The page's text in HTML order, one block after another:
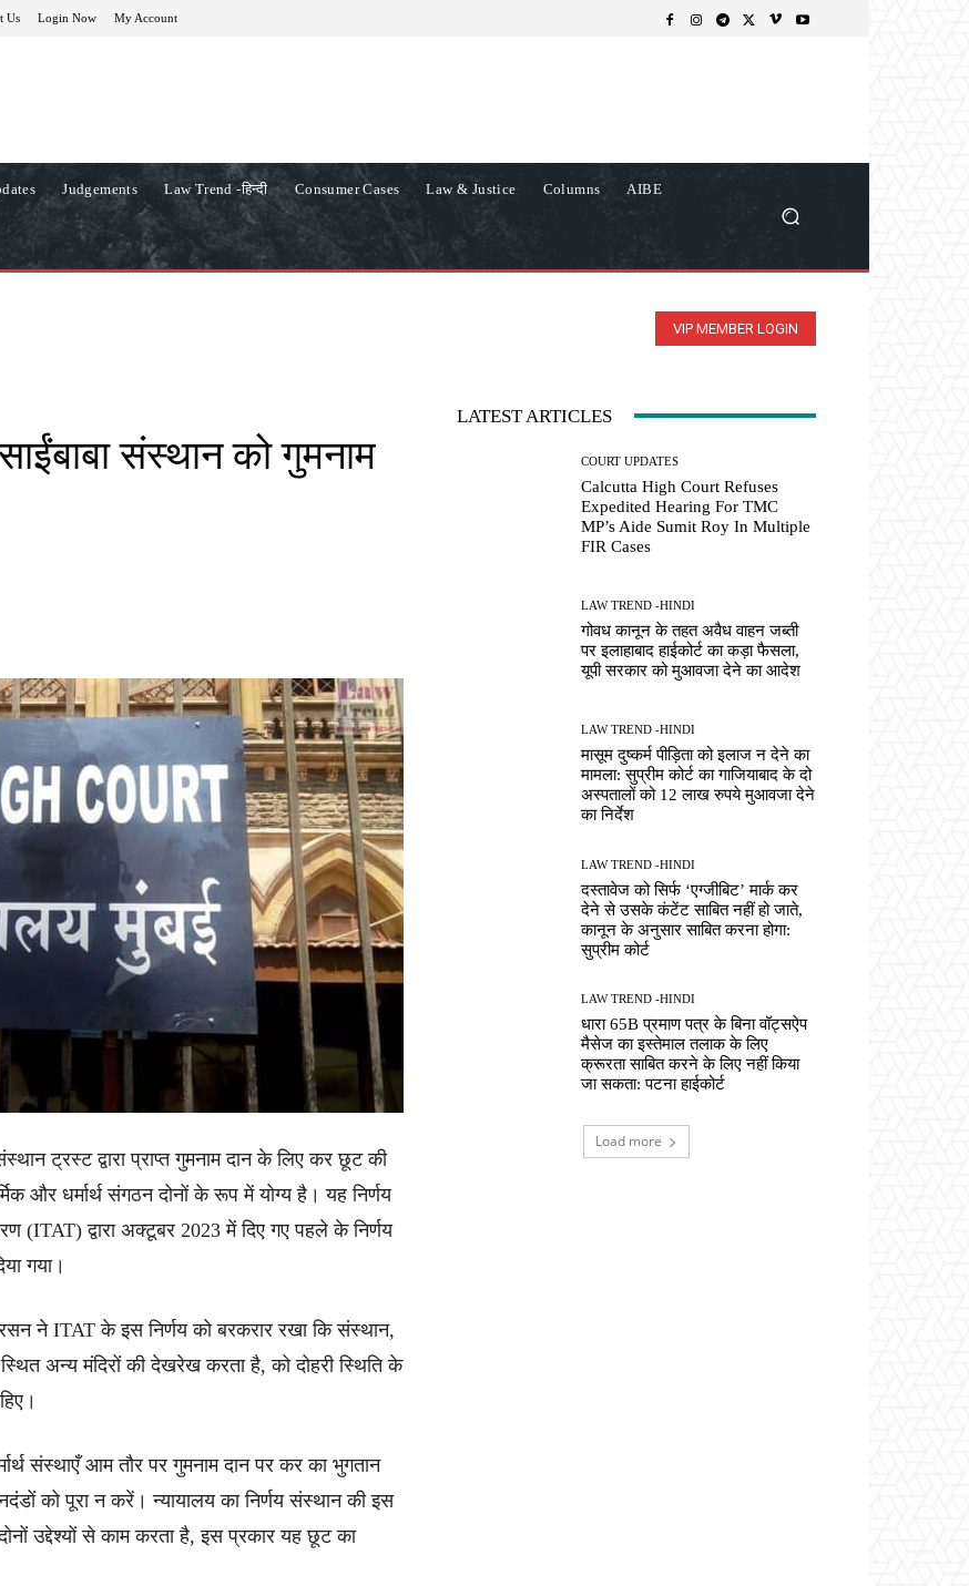
Us Login Now My Account
Judgements Law Trend -हिन्दी Consumer Cases Law & Justice Columns AIBE
VIP MEMBER LOGIN
संस्थान को गुमनाम
ट्रस्ट द्वारा प्राप्त गुमनाम दान के लिए कर छूट की
और धर्मार्थ संगठन दोनों के रूप में योग्य है। यह निर्णय
(ITAT) द्वारा अक्टूबर 2023 में दिए गए पहले के निर्णय
गया।
ने ITAT के इस निर्णय को बरकरार रखा कि संस्थान,
अन्य मंदिरों की देखरेख करता है, को दोहरी स्थिति के
संस्थाएँ आम तौर पर गुमनाम दान पर कर का भुगतान
को पूरा न करें। न्यायालय का निर्णय संस्थान की इस
उद्देश्यों से काम करता है, इस प्रकार यह छूट का
LATEST ARTICLES
COURT UPDATES
Calcutta High Court Refuses
Expedited Hearing For TMC
MP’s Aide Sumit Roy In Multiple
FIR Cases
LAW TREND -HINDI
गोवध कानून के तहत अवैध वाहन जब्ती
पर इलाहाबाद हाईकोर्ट का कड़ा फैसला,
यूपी सरकार को मुआवजा देने का आदेश
LAW TREND -HINDI
मासूम दुष्कर्म पीड़िता को इलाज न देने का
मामला: सुप्रीम कोर्ट का गाजियाबाद के दो
अस्पतालों को 12 लाख रुपये मुआवजा देने
का निर्देश
LAW TREND -HINDI
दस्तावेज को सिर्फ ‘एग्जीबिट’ मार्क कर
देने से उसके कंटेंट साबित नहीं हो जाते,
कानून के अनुसार साबित करना होगा:
सुप्रीम कोर्ट
LAW TREND -HINDI
धारा 65B प्रमाण पत्र के बिना वॉट्सऐप
मैसेज का इस्तेमाल तलाक के लिए
क्रूरता साबित करने के लिए नहीं किया
जा सकता: पटना हाईकोर्ट
Load more